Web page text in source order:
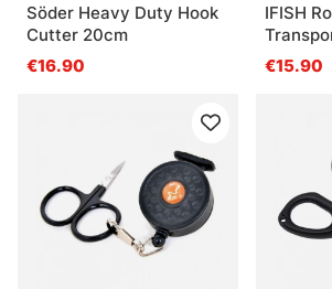
Söder Heavy Duty Hook
Cutter 20cm
€16.90
IFISH
€15.90